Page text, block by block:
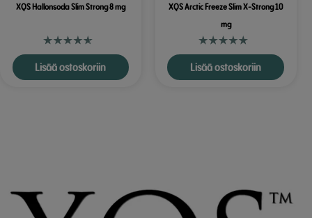
XQS Hallonsoda Slim Strong 8 mg
Lisää ostoskoriin
XQS Arctic Freeze Slim X-Strong 10
mg
Lisää ostoskoriin